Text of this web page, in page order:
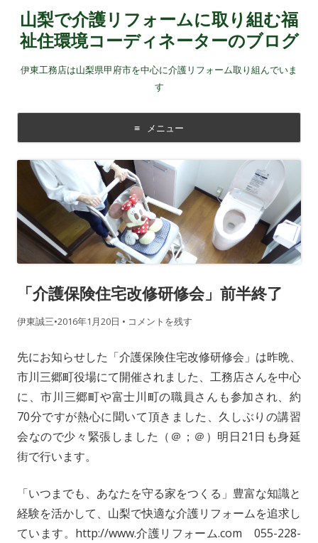
山梨で介護リフォームに取り組む福
祉住環境コーディネーターのブログ
伊東工務店は山梨県甲府市を中心に介護リフォーム取り組んでいま
す
メニュー
コンテンツに移動する
「介護保険住宅改修研修会」前半終了
伊東誠三•2016年1月20日 • コメントを残す
先にお知らせした「介護保険住宅改修研修会」は昨晩、
市川三郷町役場にて開催されました、工務店さんを中心
に、市川三郷町や富士川町の職員さんも参加され、約
70分ですが熱心に聞いて頂きました、久しぶりの講習
会なので少々緊張しました（＠；＠）明日21日も身延
街で行います。
「いつまでも、あなたを守る家をつくる」豊富な知識と
経験を活かして、山梨で快適な介護リフォームを追求し
ています。http://www.介護リフォーム.com 055-228-